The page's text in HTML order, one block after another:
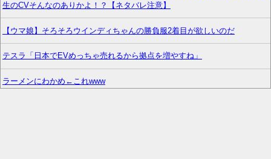
生のCVそんなのありかよ！？【ネタバレ注意】
【ウマ娘】そろそろウインディちゃんの勝負服2着目が欲しいのだ
テスラ「日本でEVめっちゃ売れるから拠点を増やすね」
ラーメンにわかめ←これwww